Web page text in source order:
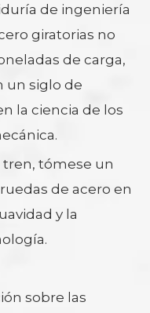
de ingeniería
giratorias no
de carga,
un siglo de
la ciencia de los
tren, tómese un
de acero en
y la
sobre las